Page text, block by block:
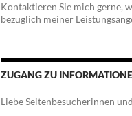
Kontaktieren Sie mich gerne,
bezüglich meiner
ZUGANG ZU
Liebe Seitenbesucherinnen